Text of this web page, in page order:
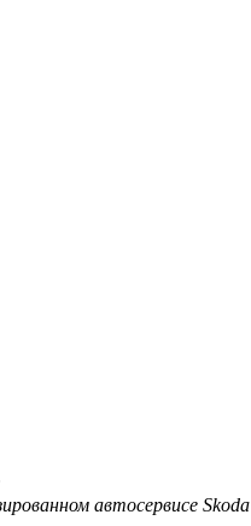
автосервисе Skoda